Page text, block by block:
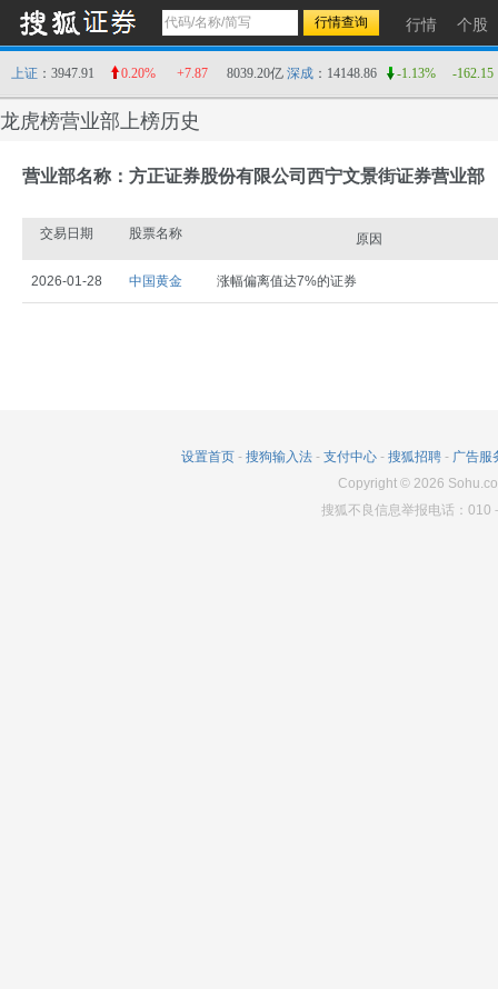
行情 个股
上证 ：3947.91 0.20% +7.87 8039.20亿 深成 ：14148.86 -1.13% -162.15
龙虎榜营业部上榜历史
营业部名称：方正证券股份有限公司西宁文景街证券营业部
交易日期 股票名称 原因
2026-01-28 中国黄金 涨幅偏离值达7%的证券
设置首页 - 搜狗输入法 - 支付中心 - 搜狐招聘 - 广告服
Copyright© 2026
搜狐不良信息举报电话：010